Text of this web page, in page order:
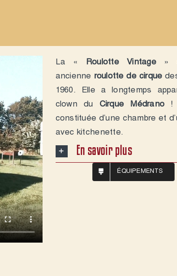
La « Roulotte Vintage»
ancienne roulotte de cirque
1960. Elle a longtemps
clown du Cirque Médrano !
constituée d’une chambre et
avec kitchenette.
En savoir plus
ÉQUIPEMENTS